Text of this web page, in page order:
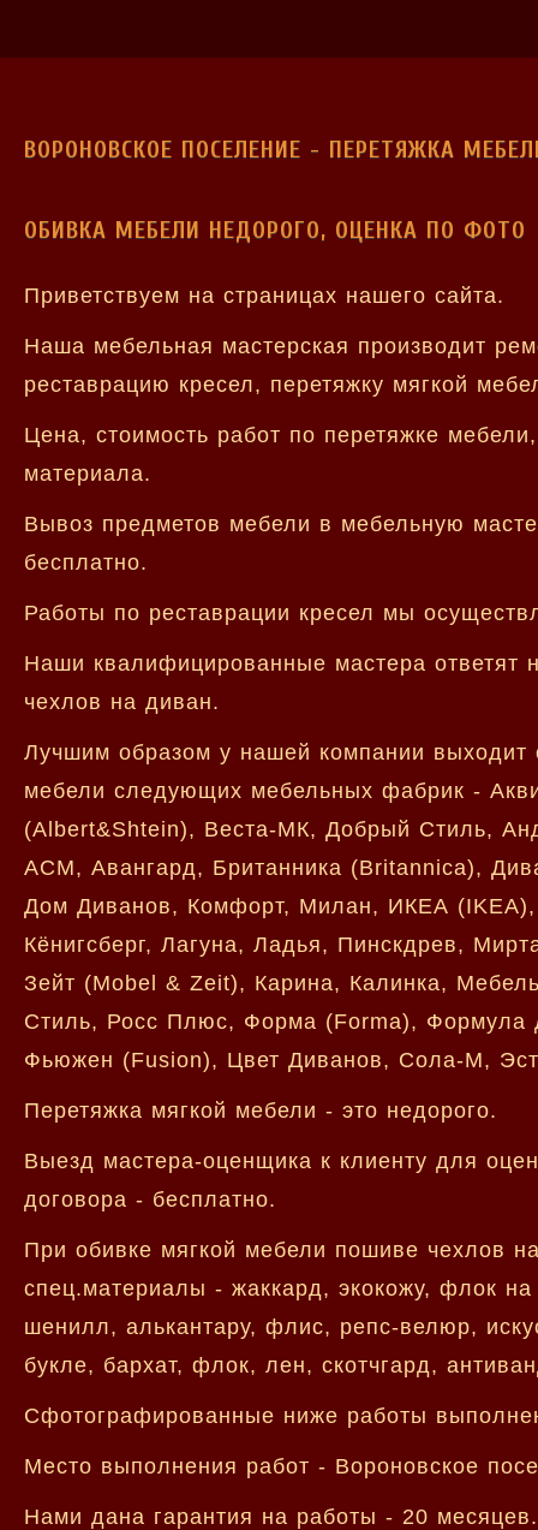
ВОРОНОВСКОЕ ПОСЕЛЕНИЕ - ПЕРЕТЯЖКА
ОБИВКА МЕБЕЛИ НЕДОРОГО, ОЦЕНКА ПО ФОТО
Приветствуем на страницах нашего сайта.
Наша мебельная мастерская производит
реставрацию кресел, перетяжку мягкой
Цена, стоимость работ по перетяжке
материала.
Вывоз предметов мебели в мебельную
бесплатно.
Работы по реставрации кресел мы
Наши квалифицированные мастера ответят
чехлов на диван.
Лучшим образом у нашей компании выходит
мебели следующих мебельных фабрик -
(Albert&Shtein), Веста-МК, Добрый Стиль,
АСМ, Авангард, Британника (Britannica),
Дом Диванов, Комфорт, Милан, ИКЕА
Кёнигсберг, Лагуна, Ладья, Пинскдрев,
Зейт (Mobel & Zeit), Карина, Калинка,
Стиль, Росс Плюс, Форма (Forma), Формула
Фьюжен (Fusion), Цвет Диванов, Сола-М,
Перетяжка мягкой мебели - это недорого.
Выезд мастера-оценщика к клиенту для
договора - бесплатно.
При обивке мягкой мебели пошиве чехлов
спец.материалы - жаккард, экокожу, флок
шенилл, алькантару, флис, репс-велюр,
букле, бархат, флок, лен, скотчгард,
Сфотографированные ниже работы
Место выполнения работ - Вороновское
Нами дана гарантия на работы - 20 месяцев.